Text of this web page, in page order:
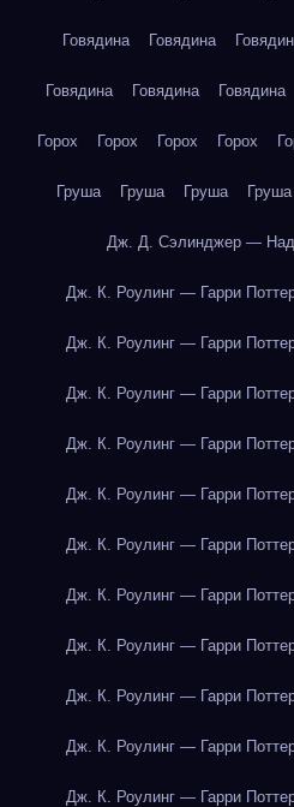
Говядина Говядина
Говядина Говядина Говядина
Горох Горох Горох Горох
Груша Груша Груша Груша
Дж. Д. Сэлинджер — Над
Дж. К. Роулинг — Гарри
Дж. К. Роулинг — Гарри
Дж. К. Роулинг — Гарри
Дж. К. Роулинг — Гарри
Дж. К. Роулинг — Гарри
Дж. К. Роулинг — Гарри
Дж. К. Роулинг — Гарри
Дж. К. Роулинг — Гарри
Дж. К. Роулинг — Гарри
Дж. К. Роулинг — Гарри
Дж. К. Роулинг — Гарри